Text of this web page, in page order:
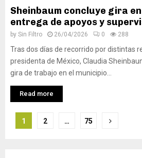
Sheinbaum concluye gira
entrega de apoyos y
by Sin Filtro 26/04/2026 0 288
Tras dos días de recorrido por distintas
presidenta de México, Claudia
gira de trabajo en el municipio...
Read more
Navegación
1 2 … 75